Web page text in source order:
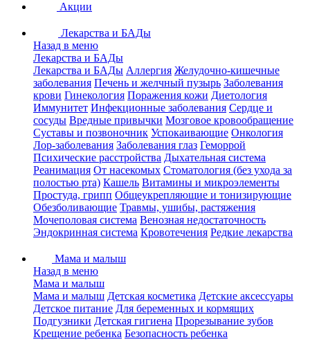
Акции
Лекарства и БАДы
Назад в меню
Лекарства и БАДы
Лекарства и БАДы Аллергия Желудочно-кишечные
заболевания Печень и желчный пузырь Заболевания
крови Гинекология Поражения кожи Диетология
Иммунитет Инфекционные заболевания Сердце и
сосуды Вредные привычки Мозговое кровообращение
Суставы и позвоночник Успокаивающие Онкология
Лор-заболевания Заболевания глаз Геморрой
Психические расстройства Дыхательная система
Реанимация От насекомых Стоматология (без ухода за
полостью рта) Кашель Витамины и микроэлементы
Простуда, грипп Общеукрепляющие и тонизирующие
Обезболивающие Травмы, ушибы, растяжения
Мочеполовая система Венозная недостаточность
Эндокринная система Кровотечения Редкие лекарства
Мама и малыш
Назад в меню
Мама и малыш
Мама и малыш Детская косметика Детские аксессуары
Детское питание Для беременных и кормящих
Подгузники Детская гигиена Прорезывание зубов
Крещение ребенка Безопасность ребенка